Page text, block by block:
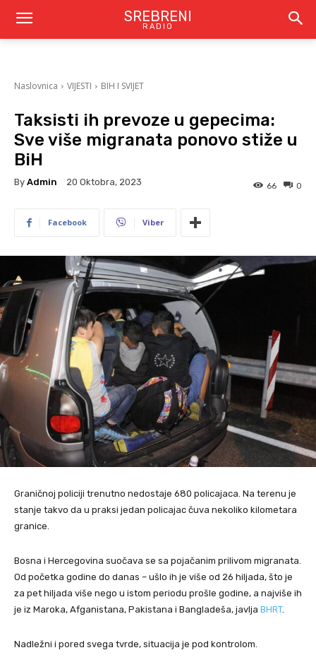
SREBRENI
RADIO
Naslovnica VIJESTI BIH I SVIJET
Taksisti ih prevoze u gepecima:
Sve više migranata ponovo stiže u
BiH
By Admin 20 Oktobra, 2023 0
66
Facebook Viber
Graničnoj policiji trenutno nedostaje 680 policajaca. Na terenu je
stanje takvo da u praksi jedan policajac čuva nekoliko kilometara
granice.
Bosna i Hercegovina suočava se sa pojačanim prilivom migranata.
Od početka godine do danas – ušlo ih je više od 26 hiljada, što je
za pet hiljada više nego u istom periodu prošle godine, a najviše ih
je iz Maroka, Afganistana, Pakistana i Bangladeša, javlja BHRT.
Nadležni i pored svega tvrde, situacija je pod kontrolom.